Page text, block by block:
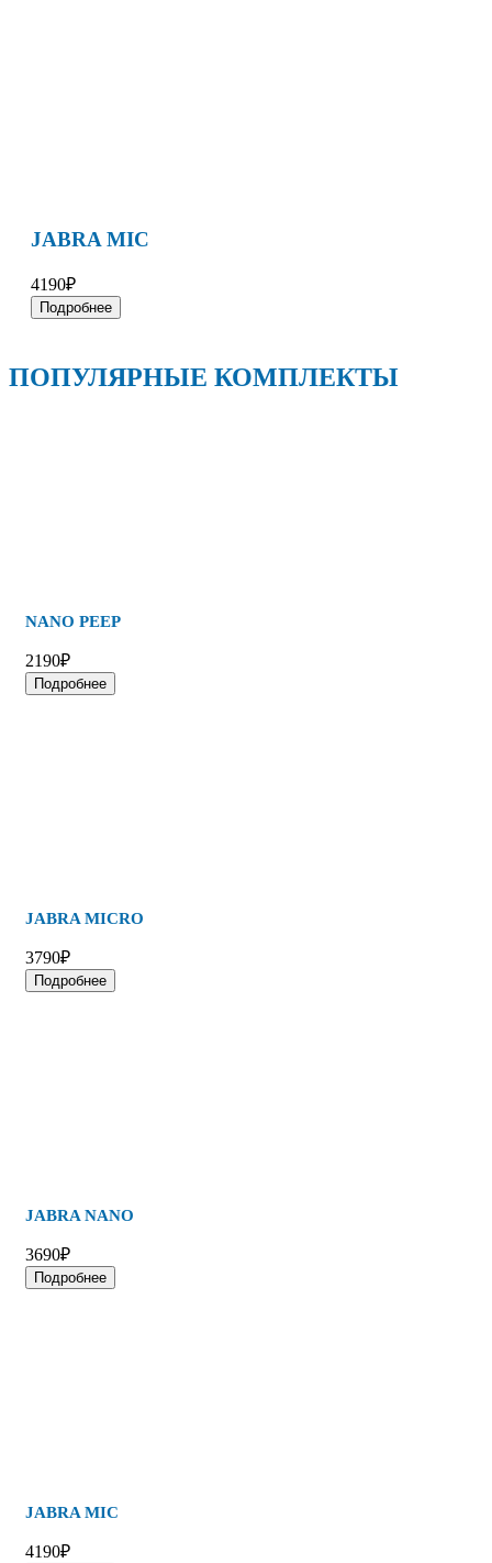
JABRA MIC
4190₽
Подробнее
ПОПУЛЯРНЫЕ КОМПЛЕКТЫ
NANO PEEP
2190₽
Подробнее
JABRA MICRO
3790₽
Подробнее
JABRA NANO
3690₽
Подробнее
JABRA MIC
4190₽